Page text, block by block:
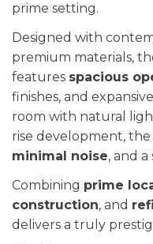
prime setting.
Designed with
premium materials,
features spacious
finishes, and
room with natural
rise development,
minimal noise, and
Combining prime
construction, and
delivers a truly